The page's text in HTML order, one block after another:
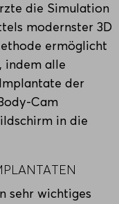
die Simulation
modernster 3D
ermöglicht
indem alle
der
Cam
in die
sehr wichtiges